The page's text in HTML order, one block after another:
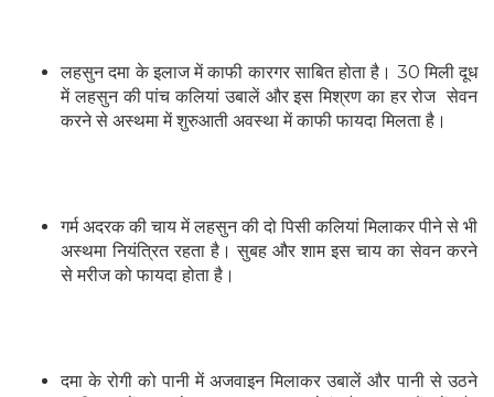
लहसुन दमा के इलाज में काफी कारगर साबित होता है। 30 मिली दूध
में लहसुन की पांच कलियां उबालें और इस मिश्रण का हर रोज सेवन
करने से अस्थमा में शुरुआती अवस्था में काफी फायदा मिलता है।
गर्म अदरक की चाय में लहसुन की दो पिसी कलियां मिलाकर पीने से भी
अस्थमा नियंत्रित रहता है। सुबह और शाम इस चाय का सेवन करने
से मरीज को फायदा होता है।
दमा के रोगी को पानी में अजवाइन मिलाकर उबालें और पानी से उठने